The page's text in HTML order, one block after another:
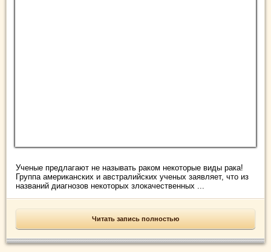
Ученые предлагают не называть раком некоторые виды рака!
Группа американских и австралийских ученых заявляет, что из
названий диагнозов некоторых злокачественных ...
Читать запись полностью